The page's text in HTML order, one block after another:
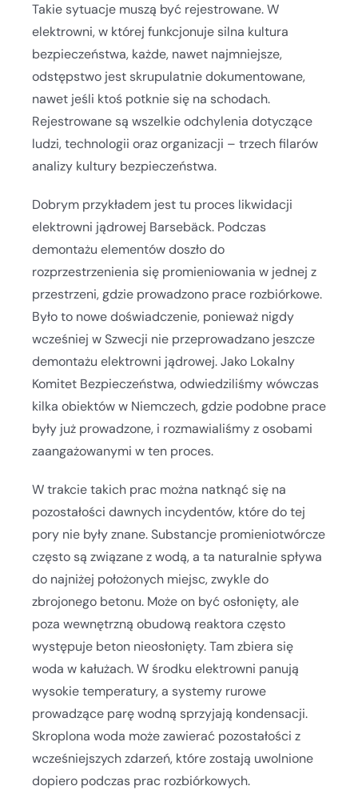
Takie sytuacje muszą być rejestrowane. W
elektrowni, w której funkcjonuje silna kultura
bezpieczeństwa, każde, nawet najmniejsze,
odstępstwo jest skrupulatnie dokumentowane,
nawet jeśli ktoś potknie się na schodach.
Rejestrowane są wszelkie odchylenia dotyczące
ludzi, technologii oraz organizacji – trzech filarów
analizy kultury bezpieczeństwa.
Dobrym przykładem jest tu proces likwidacji
elektrowni jądrowej Barsebäck. Podczas
demontażu elementów doszło do
rozprzestrzenienia się promieniowania w jednej z
przestrzeni, gdzie prowadzono prace rozbiórkowe.
Było to nowe doświadczenie, ponieważ nigdy
wcześniej w Szwecji nie przeprowadzano jeszcze
demontażu elektrowni jądrowej. Jako Lokalny
Komitet Bezpieczeństwa, odwiedziliśmy wówczas
kilka obiektów w Niemczech, gdzie podobne prace
były już prowadzone, i rozmawialiśmy z osobami
zaangażowanymi w ten proces.
W trakcie takich prac można natknąć się na
pozostałości dawnych incydentów, które do tej
pory nie były znane. Substancje promieniotwórcze
często są związane z wodą, a ta naturalnie spływa
do najniżej położonych miejsc, zwykle do
zbrojonego betonu. Może on być osłonięty, ale
poza wewnętrzną obudową reaktora często
występuje beton nieosłonięty. Tam zbiera się
woda w kałużach. W środku elektrowni panują
wysokie temperatury, a systemy rurowe
prowadzące parę wodną sprzyjają kondensacji.
Skroplona woda może zawierać pozostałości z
wcześniejszych zdarzeń, które zostają uwolnione
dopiero podczas prac rozbiórkowych.